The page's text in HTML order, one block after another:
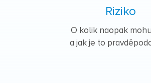
Riziko
O kolik naopak
a jak je to